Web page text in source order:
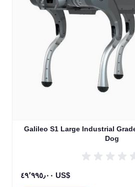
Galileo S1 Large Industrial
Dog
٤٩٬٩٩٥٫٠٠ US$